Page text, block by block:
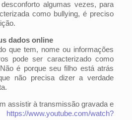
algumas vezes, para
como bullying, é preciso
dados online
que tem, nome ou informações
pode ser caracterizado como
é porque seu filho está atrás
não precisa dizer a verdade
assistir à transmissão gravada e
https://www.youtube.com/watch?